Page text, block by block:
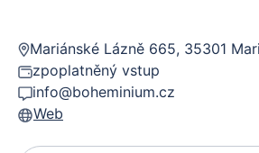
Mariánské Lázně 665, 35301
zpoplatněný vstup
info@boheminium.cz
Web